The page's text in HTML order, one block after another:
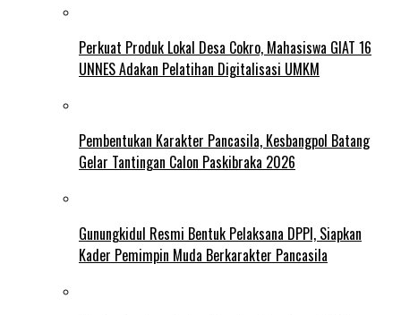
Perkuat Produk Lokal Desa Cokro, Mahasiswa GIAT 16
UNNES Adakan Pelatihan Digitalisasi UMKM
Pembentukan Karakter Pancasila, Kesbangpol Batang
Gelar Tantingan Calon Paskibraka 2026
Gunungkidul Resmi Bentuk Pelaksana DPPI, Siapkan
Kader Pemimpin Muda Berkarakter Pancasila